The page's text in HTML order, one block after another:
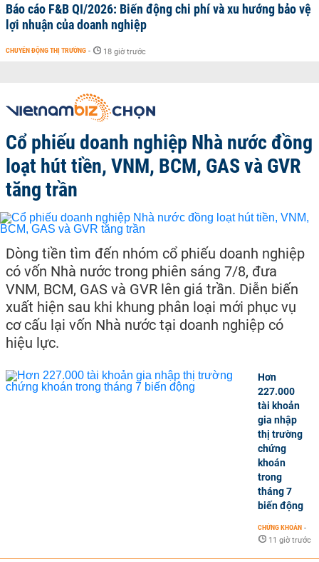
Báo cáo F&B QI/2026: Biến động chi phí và xu hướng bảo vệ
lợi nhuận của doanh nghiệp
CHUYỂN ĐỘNG THỊ TRƯỜNG - 18 giờ trước
Cổ phiếu doanh nghiệp Nhà nước đồng
loạt hút tiền, VNM, BCM, GAS và GVR
tăng trần
Dòng tiền tìm đến nhóm cổ phiếu doanh nghiệp
có vốn Nhà nước trong phiên sáng 7/8, đưa
VNM, BCM, GAS và GVR lên giá trần. Diễn biến
xuất hiện sau khi khung phân loại mới phục vụ
cơ cấu lại vốn Nhà nước tại doanh nghiệp có
hiệu lực.
Hơn
227.000
tài khoản
gia nhập
thị trường
chứng
khoán
trong
tháng 7
biến động
CHỨNG KHOÁN -
11 giờ trước